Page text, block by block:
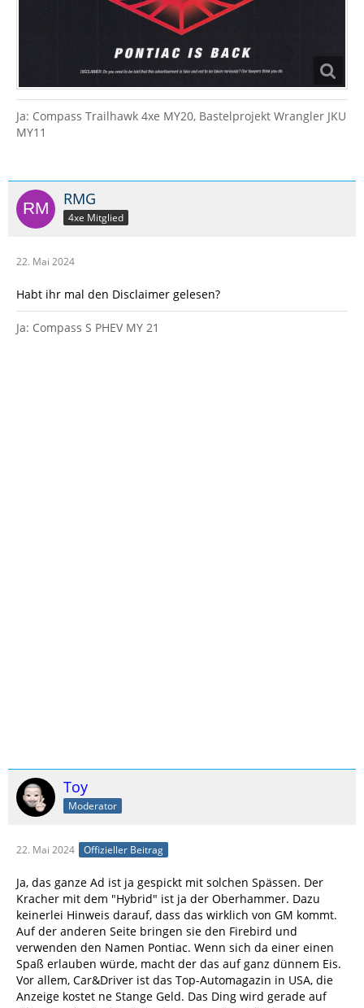
Ja: Compass Trailhawk 4xe MY20, Bastelprojekt Wrangler JKU
MY11
RMG
4xe Mitglied
22. Mai 2024
Habt ihr mal den Disclaimer gelesen?
Ja: Compass S PHEV MY 21
Toy
Moderator
22. Mai 2024 Offizieller Beitrag
Ja, das ganze Ad ist ja gespickt mit solchen Spässen. Der
Kracher mit dem "Hybrid" ist ja der Oberhammer. Dazu
keinerlei Hinweis darauf, dass das wirklich von GM kommt.
Auf der anderen Seite bringen sie den Firebird und
verwenden den Namen Pontiac. Wenn sich da einer einen
Spaß erlauben würde, macht der das auf ganz dünnem Eis.
Vor allem, Car&Driver ist das Top-Automagazin in USA, die
Anzeige kostet ne Stange Geld. Das Ding wird gerade auf